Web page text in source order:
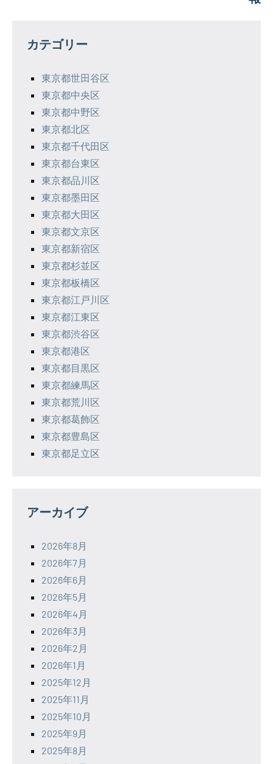
ーカテゴリー
東京都世田谷区
東京都中央区
東京都中野区
東京都北区
東京都千代田区
東京都台東区
東京都品川区
東京都墨田区
東京都大田区
東京都文京区
東京都新宿区
東京都杉並区
東京都板橋区
東京都江戸川区
東京都江東区
東京都渋谷区
東京都港区
東京都目黒区
東京都練馬区
東京都荒川区
東京都葛飾区
東京都豊島区
東京都足立区
アーカイブ
2026年8月
2026年7月
2026年6月
2026年5月
2026年4月
2026年3月
2026年2月
2026年1月
2025年12月
2025年11月
2025年10月
2025年9月
2025年8月